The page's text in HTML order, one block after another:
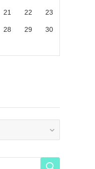
21 22 23
28 29 30